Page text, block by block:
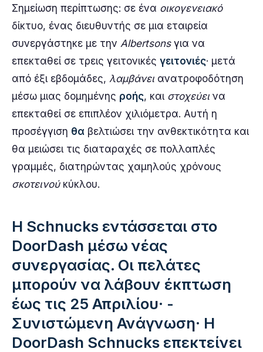
Σημείωση περίπτωσης: σε ένα οικογενειακό
δίκτυο, ένας διευθυντής σε μια εταιρεία
συνεργάστηκε με την Albertsonsγια να
επεκταθεί σε τρεις γειτονικές γειτονιές· μετά
από έξι εβδομάδες, λαμβάνει ανατροφοδότηση
μέσω μιας δομημένης ροής, και στοχεύει να
επεκταθεί σε επιπλέον χιλιόμετρα. Αυτή η
προσέγγιση θα βελτιώσει την ανθεκτικότητα και
θα μειώσει τις διαταραχές σε πολλαπλές
γραμμές, διατηρώντας χαμηλούς χρόνους
σκοτεινούκύκλου.
Η Schnucks εντάσσεται στο
DoorDash μέσω νέας
συνεργασίας. Οι πελάτες
μπορούν να λάβουν έκπτωση
έως τις 25 Απριλίου· -
Συνιστώμενη Ανάγνωση· Η
DoorDash Schnucks επεκτείνει